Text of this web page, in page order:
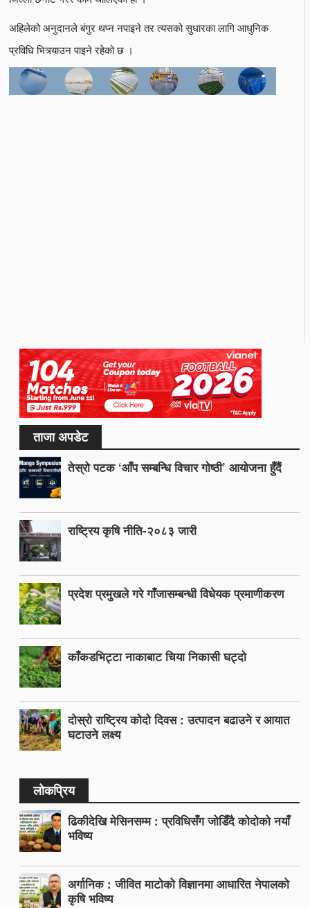
अहिलेको अनुदानले बंगुर थप्न नपाइने तर त्यसको सुधारका लागि आधुनिक
प्रविधि भित्र्याउन पाइने रहेको छ ।
ताजा अपडेट
तेस्रो पटक ‘आँप सम्बन्धि विचार गोष्ठी’ आयोजना हुँदैं
राष्ट्रिय कृषि नीति-२०८३ जारी
प्रदेश प्रमुखले गरे गाँजासम्बन्धी विधेयक प्रमाणीकरण
काँकडभिट्टा नाकाबाट चिया निकासी घट्दो
दोस्रो राष्ट्रिय कोदो दिवस : उत्पादन बढाउने र आयात
घटाउने लक्ष्य
लोकप्रिय
ढिकीदेखि मेसिनसम्म : प्रविधिसँग जोडिँदै कोदोको नयाँ
भविष्य
अर्गानिक : जीवित माटोको विज्ञानमा आधारित नेपालको
कृषि भविष्य